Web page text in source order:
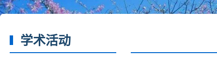
学术活动